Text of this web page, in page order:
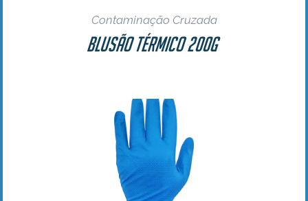
Contaminação Cruzada
Blusão Térmico 200g